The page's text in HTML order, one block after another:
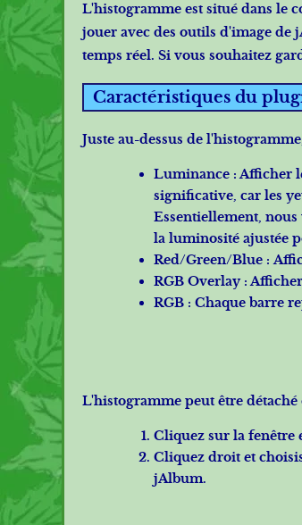
L'histogramme est situé dans le
jouer avec des outils d'image de
temps réel. Si vous souhaitez
Caractéristiques du
Juste au-dessus de
Luminance :Afficher
significative, car les
Essentiellement,
la luminosité ajustée
Red/Green/Blue :
RGB Overlay :
RGB : Chaque barre
L'histogramme peut être détaché
Cliquez sur la fenêtre
Cliquez droit et
jAlbum.